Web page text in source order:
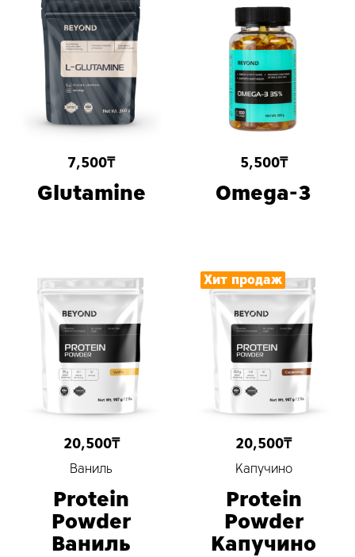
7,500₸
Glutamine
5,500₸
Omega-3
20,500₸
Ваниль
Protein
Powder
Ваниль
20,500₸
Капучино
Protein
Powder
Капучино